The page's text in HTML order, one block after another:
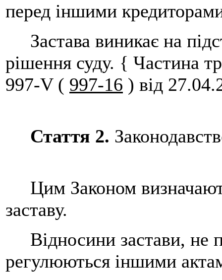
перед іншими
Застава виникає на
рішення суду. { Частина
997-V ( 997-16 ) від
Стаття 2.
Цим Законом
заставу.
Відносини застави, не
регулюються іншими